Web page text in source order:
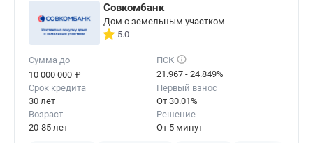
Совкомбанк
Дом с земельным участком
5.0
Сумма до
10 000 000 ₽
ПСК
21.967 - 24.849%
Срок кредита
30 лет
Первый взнос
От 30.01%
Возраст
20-85 лет
Решение
От 5 минут